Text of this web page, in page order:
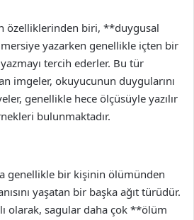
özelliklerinden biri, **duygusal
yazarken genellikle içten bir
tercih ederler. Bu tür
imgeler, okuyucunun duygularını
genellikle hece ölçüsüyle yazılır
bulunmaktadır.
genellikle bir kişinin ölümünden
yaşatan bir başka ağıt türüdür.
olarak, sagular daha çok **ölüm